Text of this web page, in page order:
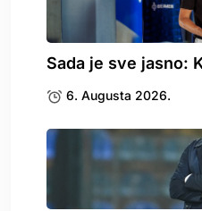
Sada je sve jasno:
6. Augusta 2026.